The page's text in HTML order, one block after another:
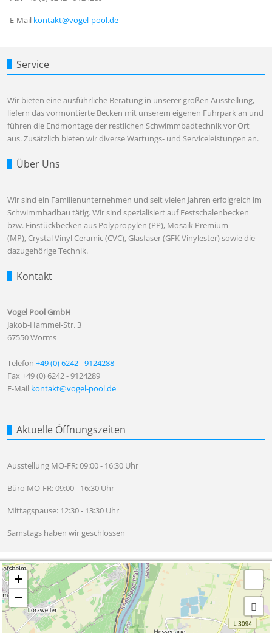
E-Mail kontakt@vogel-pool.de
Service
Wir bieten eine ausführliche Beratung in unserer großen Ausstellung,
liefern das vormontierte Becken mit unserem eigenen Fuhrpark an und
führen die Endmontage der restlichen Schwimmbadtechnik vor Ort
aus. Zusätzlich bieten wir diverse Wartungs- und Serviceleistungen an.
Über Uns
Wir sind ein Familienunternehmen und seit vielen Jahren erfolgreich im
Schwimmbadbau tätig. Wir sind spezialisiert auf Festschalenbecken
bzw. Einstückbecken aus Polypropylen (PP), Mosaik Premium
(MP), Crystal Vinyl Ceramic (CVC), Glasfaser (GFK Vinylester) sowie die
dazugehörige Technik.
Kontakt
Vogel Pool GmbH
Jakob-Hammel-Str. 3
67550 Worms
Telefon +49 (0) 6242 - 9124288
Fax +49 (0) 6242 - 9124289
E-Mail kontakt@vogel-pool.de
Aktuelle Öffnungszeiten
Ausstellung MO-FR: 09:00 - 16:30 Uhr
Büro MO-FR: 09:00 - 16:30 Uhr
Mittagspause: 12:30 - 13:30 Uhr
Samstags haben wir geschlossen
+
−